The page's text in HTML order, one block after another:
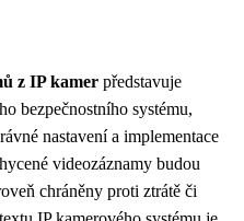
z IP kamer představuje
bezpečnostního systému,
nastavení a implementace
videozáznamy budou
chráněny proti ztrátě či